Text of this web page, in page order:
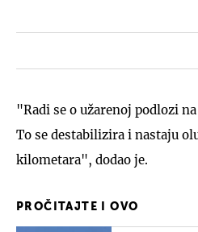
"Radi se o užarenoj podlozi
To se destabilizira i nastaju
kilometara", dodao je.
PROČITAJTE I OVO